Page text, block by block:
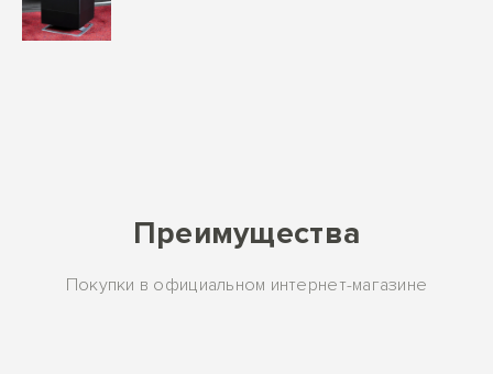
Преимущества
Покупки в официальном интернет-магазине